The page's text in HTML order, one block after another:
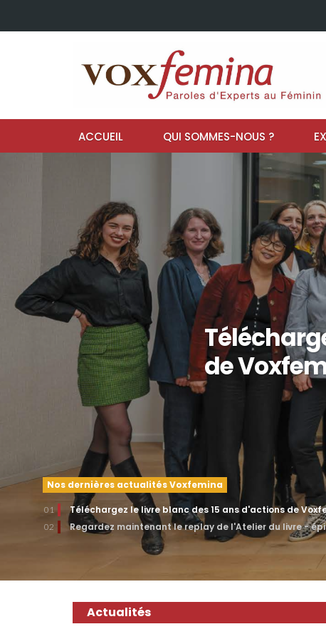
ACCUEIL QUI SOMMES-NOUS ?
de
Nos dernières actualités Voxfemina
01 Téléchargez le livre blanc des 15 ans d'actions de
02 Regardez maintenant le replay de l'Atelier du livre -
Actualités